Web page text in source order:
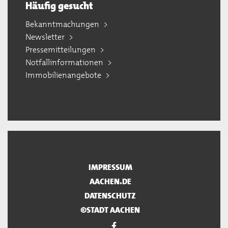
Häufig gesucht
Bekanntmachungen
Newsletter
Pressemitteilungen
Notfallinformationen
Immobilienangebote
IMPRESSUM
AACHEN.DE
DATENSCHUTZ
©STADT AACHEN